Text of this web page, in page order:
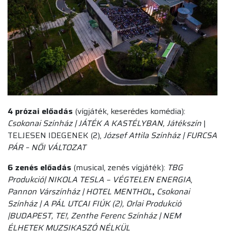
4 prózai előadás (vígjáték, keserédes komédia):
Csokonai Színház | JÁTÉK A KASTÉLYBAN, Játékszín |
TELJESEN IDEGENEK (2), József Attila Színház | FURCSA
PÁR – NŐI VÁLTOZAT
6 zenés előadás (musical, zenés vígjáték): TBG
Produkció| NIKOLA TESLA − VÉGTELEN ENERGIA,
Pannon Várszínház | HOTEL MENTHOL, Csokonai
Színház|A PÁL UTCAI FIÚK (2), Orlai Produkció
|BUDAPEST, TE!, Zenthe Ferenc Színház | NEM
ÉLHETEK MUZSIKASZÓ NÉLKÜL